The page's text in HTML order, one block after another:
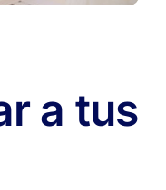
a tus